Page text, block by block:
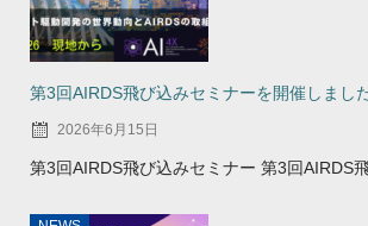
第3回AIRDS飛び込みセミナーを開催しまし
2026年6月15日
第3回AIRDS飛び込みセミナー 第3回AIRDS